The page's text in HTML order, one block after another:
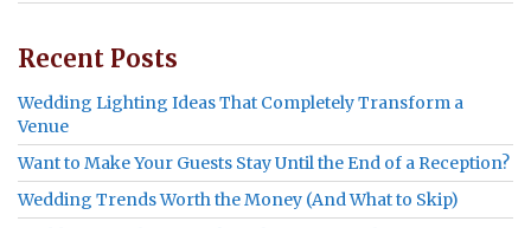
Recent Posts
Wedding Lighting Ideas That Completely Transform a
Venue
Want to Make Your Guests Stay Until the End of a Reception?
Wedding Trends Worth the Money (And What to Skip)